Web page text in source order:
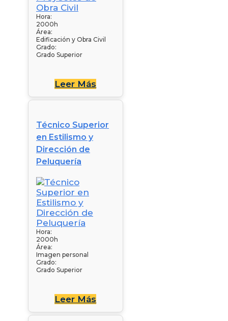
Hora:
2000h
Área:
Edificación y Obra Civil
Grado:
Grado Superior
Leer Más
Técnico Superior
en Estilismo y
Dirección de
Peluquería
Hora:
2000h
Área:
Imagen personal
Grado:
Grado Superior
Leer Más